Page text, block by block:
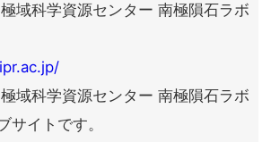
域科学資源センター 南極隕石ラボ
域科学資源センター 南極隕石ラボ
サイトです。